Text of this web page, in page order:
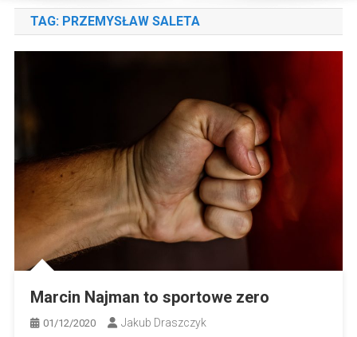
TAG: PRZEMYSŁAW SALETA
Marcin Najman to sportowe zero
01/12/2020 Jakub Draszczyk